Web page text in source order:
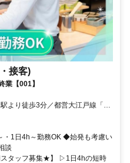
接客)
業【001】
より徒歩3分／都営大江戸線「大
・1日4h～勤務OK ◆始発も考慮い
談
スタッフ募集★】 ▷1日4hの短時